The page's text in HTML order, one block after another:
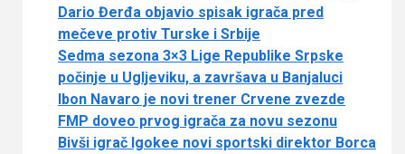
Dario Đerđa objavio spisak igrača pred
mečeve protiv Turske i Srbije
Sedma sezona 3×3 Lige Republike Srpske
počinje u Ugljeviku, a završava u Banjaluci
Ibon Navaro je novi trener Crvene zvezde
FMP doveo prvog igrača za novu sezonu
Bivši igrač Igokee novi sportski direktor Borca